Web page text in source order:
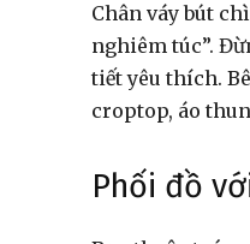
Chân váy bút
nghiêm túc”.
tiết yêu thích.
croptop, áo
Phối đồ